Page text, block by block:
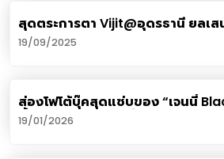
สุดตระการตา Vijit@อุดรธานี ยลเ
อีสาน
19/09/2025
ส่องโฟโต้บุ๊คสุดแซ่บของ “เจนนี่
ตั้งแต่ตอน 25 แต่เพิ่งปล่อยตอน 30
19/01/2026